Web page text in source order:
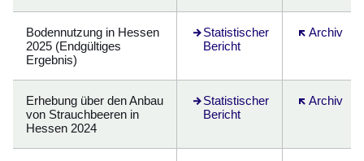
Bodennutzung in Hessen
2025 (Endgültiges
Ergebnis)
Statistischer
Bericht
Öffnet sich in einem neuen
Archiv
Öffnet sich
Erhebung über den Anbau
von Strauchbeeren in
Hessen 2024
Statistischer
Bericht
Öffnet sich in einem neuen
Archiv
Öffnet sich